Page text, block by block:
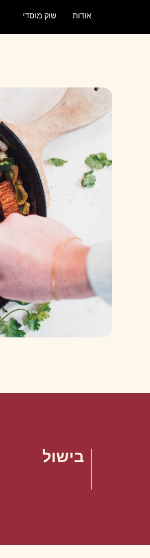
אודות שוק מוסדי
בישול